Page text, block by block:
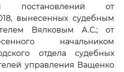
постановлений от
вынесенных судебным
Вялковым А.С.; от
начальником
отдела судебных
управления Ващенко